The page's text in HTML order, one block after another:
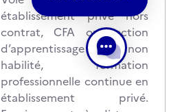
établissement privé hors
contrat, CFA ou section
d’apprentissage non
habilité, formation
professionnelle continue en
établissement privé.